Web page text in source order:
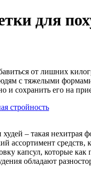
для
от лишних
с тяжелыми
и сохранить его на
стройность
– такая нехитрая
ассортимент
капсул, которые
обладают